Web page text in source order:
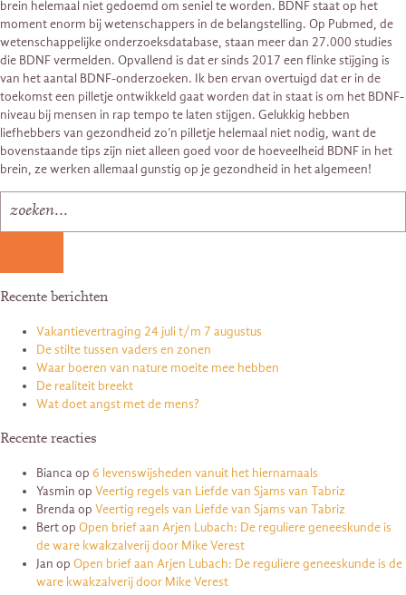
brein helemaal niet gedoemd om seniel te worden. BDNF staat op het
moment enorm bij wetenschappers in de belangstelling. Op Pubmed, de
wetenschappelijke onderzoeksdatabase, staan meer dan 27.000 studies
die BDNF vermelden. Opvallend is dat er sinds 2017 een flinke stijging is
van het aantal BDNF-onderzoeken. Ik ben ervan overtuigd dat er in de
toekomst een pilletje ontwikkeld gaat worden dat in staat is om het BDNF-
niveau bij mensen in rap tempo te laten stijgen. Gelukkig hebben
liefhebbers van gezondheid zo’n pilletje helemaal niet nodig, want de
bovenstaande tips zijn niet alleen goed voor de hoeveelheid BDNF in het
brein, ze werken allemaal gunstig op je gezondheid in het algemeen!
Recente berichten
Vakantievertraging 24 juli t/m 7 augustus
De stilte tussen vaders en zonen
Waar boeren van nature moeite mee hebben
De realiteit breekt
Wat doet angst met de mens?
Recente reacties
Biancaop 6 levenswijsheden vanuit het hiernamaals
Yasmin op Veertig regels van Liefde van Sjams van Tabriz
Brendaop Veertig regels van Liefde van Sjams van Tabriz
Bertop Open brief aan Arjen Lubach: De reguliere geneeskunde is
de ware kwakzalverij door Mike Verest
Jan op Open brief aan Arjen Lubach: De reguliere geneeskunde is de
ware kwakzalverij door Mike Verest